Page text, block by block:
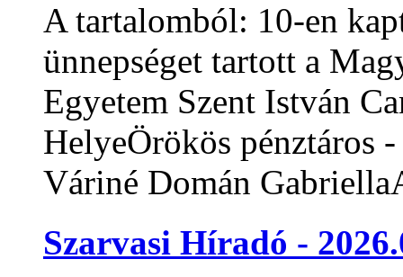
A tartalomból: 10-en
ünnepséget tartott a
Egyetem Szent István
HelyeÖrökös pénztáros
Váriné Domán
Szarvasi Híradó -